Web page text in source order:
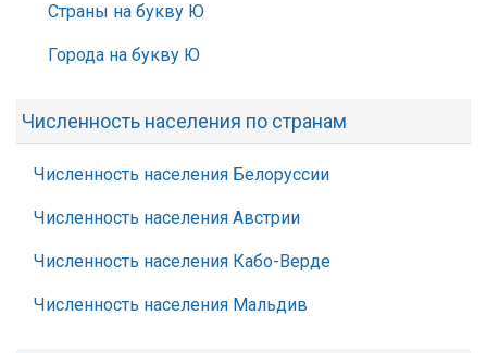
Страны на букву Ю
Города на букву Ю
Численность населения по странам
Численность населения Белоруссии
Численность населения Австрии
Численность населения Кабо-Верде
Численность населения Мальдив